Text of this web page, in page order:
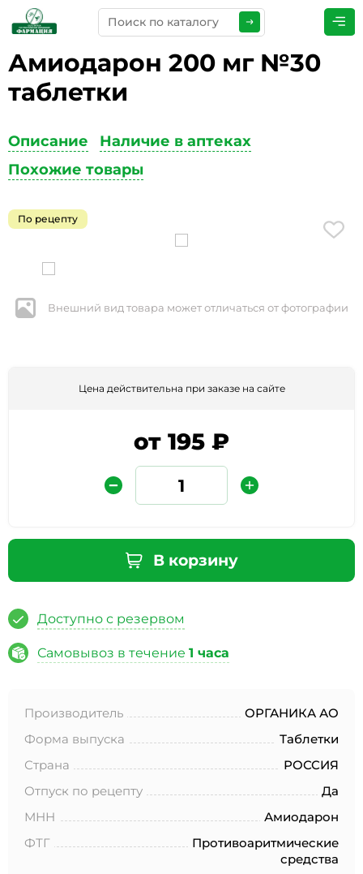
Амиодарон 200 мг №30
таблетки
Описание
Наличие в аптеках
Похожие товары
По рецепту
Внешний вид товара может отличаться от фотографии
Цена действительна при заказе на сайте
от 195 ₽
В корзину
Доступно с резервом
Самовывоз в течение 1 часа
Производитель
ОРГАНИКА АО
Форма выпуска
Таблетки
Страна
РОССИЯ
Отпуск по рецепту
Да
МНН
Амиодарон
ФТГ
Противоаритмические
средства
ПРЕДСТАВЬТЕСЬ*
ТЕЛЕФОН*
ЭЛЕКТРОННАЯ ПОЧТА
КОММЕНТАРИИ*
Защита от автоматических сообщений
соответствии с Федеральным законом от 27.07.2006 года
целей, определенных в Согласии на обработку